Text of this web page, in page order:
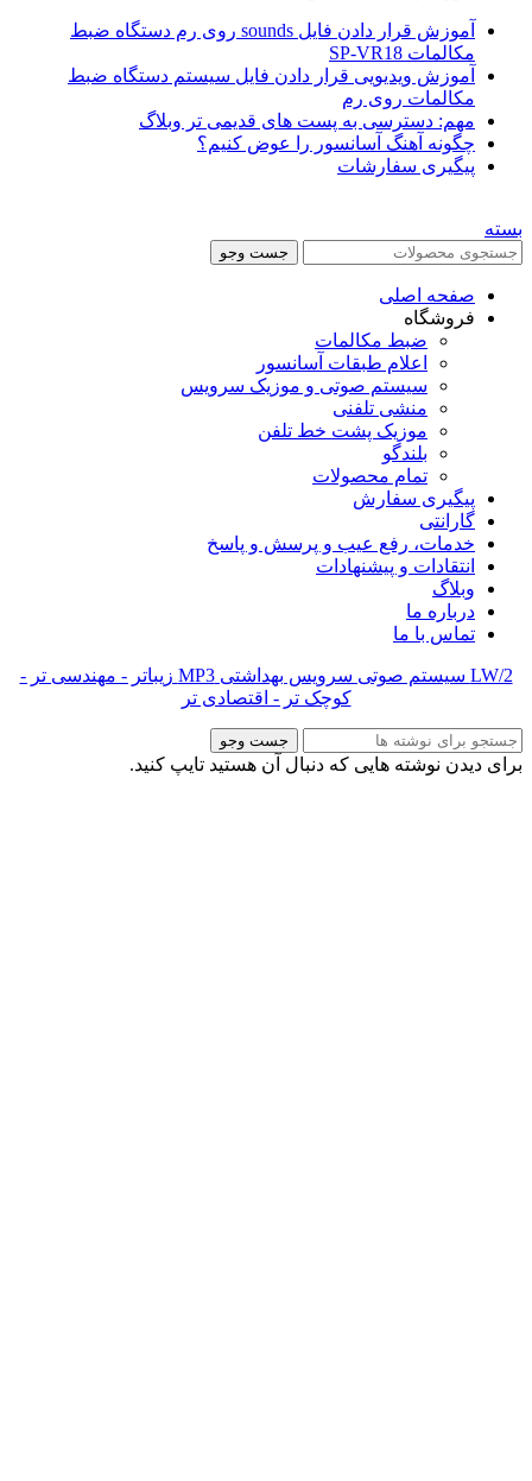
آموزش قرار دادن فایل sounds روی رم دستگاه ضبط
مکالمات SP-VR18
آموزش ویدیویی قرار دادن فایل سیستم دستگاه ضبط
مکالمات روی رم
مهم: دسترسی به پست های قدیمی تر وبلاگ
چگونه آهنگ آسانسور را عوض کنیم؟
پیگیری سفارشات
بسته
جست وجو
صفحه اصلی
فروشگاه
ضبط مکالمات
اعلام طبقات آسانسور
سیستم صوتی و موزیک سرویس
منشی تلفنی
موزیک پشت خط تلفن
بلندگو
تمام محصولات
پیگیری سفارش
گارانتی
خدمات، رفع عیب و پرسش و پاسخ
انتقادات و پیشنهادات
وبلاگ
درباره ما
تماس با ما
LW/2 سیستم صوتی سرویس بهداشتی MP3 زیباتر - مهندسی تر -
کوچک تر - اقتصادی تر
جست وجو
برای دیدن نوشته هایی که دنبال آن هستید تایپ کنید.